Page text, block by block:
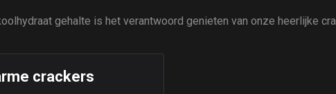
gehalte is het verantwoord genieten van onze heerlijke
crackers